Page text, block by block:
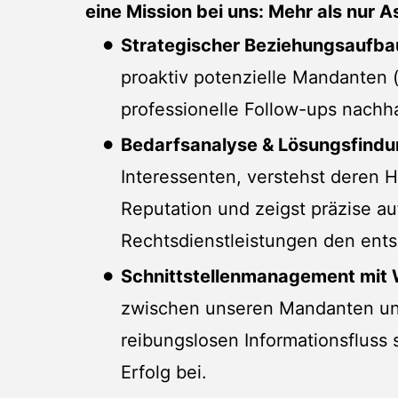
eine Mission bei uns: Mehr als nur
Strategischer
proaktiv potenzielle Mandanten
professionelle Follow-ups
Bedarfsanalyse &
Interessenten, verstehst deren
Reputation und zeigst präzise
Rechtsdienstleistungen den
Schnittstellenmanagement mit
zwischen unseren Mandanten
reibungslosen
Erfolg bei.